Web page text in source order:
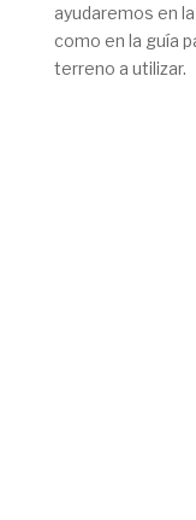
ayudaremos en
como en la guía
terreno a utilizar.